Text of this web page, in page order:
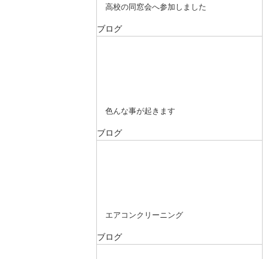
高校の同窓会へ参加しました
ブログ
色んな事が起きます
ブログ
エアコンクリーニング
ブログ